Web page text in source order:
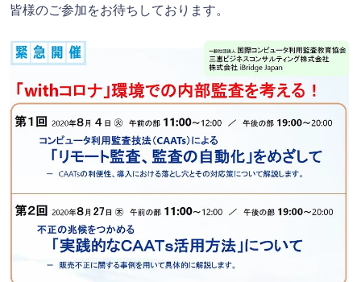
皆様のご参加をお待ちしております。